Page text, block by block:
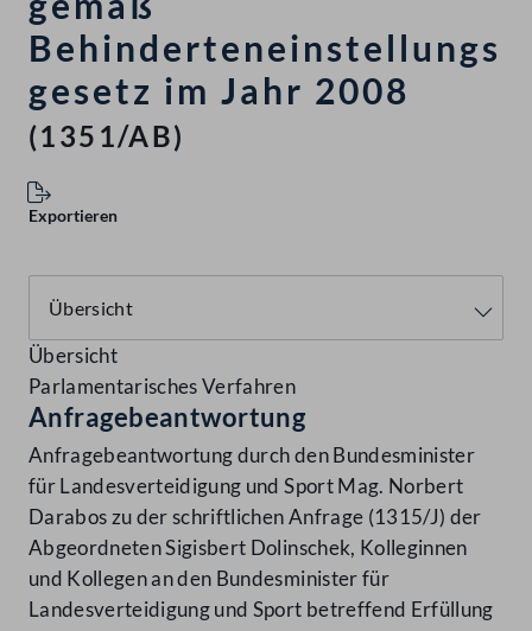
Behinderteneinstellungs
gesetz im Jahr 2008
(1351/AB)
Exportieren
Übersicht
Parlamentarisches Verfahren
Anfragebeantwortung
Anfragebeantwortung durch den Bundesminister
für Landesverteidigung und Sport Mag. Norbert
Darabos zu der schriftlichen Anfrage (1315/J) der
Abgeordneten Sigisbert Dolinschek, Kolleginnen
und Kollegen an den Bundesminister für
Landesverteidigung und Sport betreffend Erfüllung